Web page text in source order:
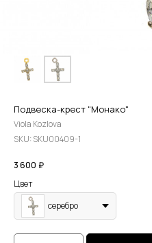
Подвеска-крест "Moнакo"
Viola Kozlova
SKU: SKU00409-1
3 600 ₽
Цвет
серебро